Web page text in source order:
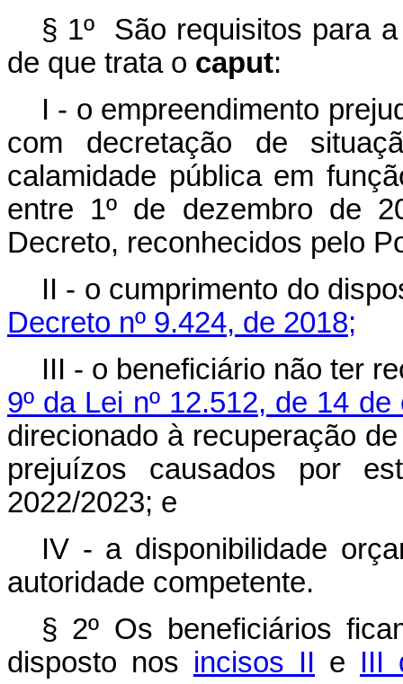
§ 1º São requisitos para
de que trata o caput:
I - o empreendimento
com decretação de
calamidade pública em
entre 1º de dezembro de
Decreto, reconhecidos pelo
II - o cumprimento do
Decreto nº 9.424, de 2018;
III - o beneficiário não ter
9º da Lei nº 12.512, de 14
direcionado à recuperação
prejuízos causados por
2022/2023; e
IV - a disponibilidade
autoridade competente.
§ 2º Os beneficiários
disposto nos incisos II e III